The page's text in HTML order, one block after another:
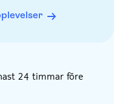
24 timmar före